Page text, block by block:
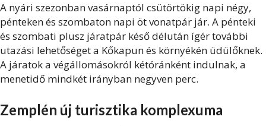
A nyári szezonban vasárnaptól csütörtökig napi négy,
pénteken és szombaton napi öt vonatpár jár. A pénteki
és szombati plusz járatpár késő délután ígér további
utazási lehetőséget a Kőkapun és környékén üdülőknek.
A járatok a végállomásokról kétóránként indulnak, a
menetidő mindkét irányban negyven perc.
Zemplén új turisztika komplexuma